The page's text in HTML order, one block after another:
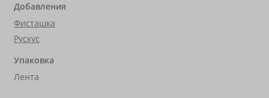
Добавления
Фисташка
Рускус
Упаковка
Лента